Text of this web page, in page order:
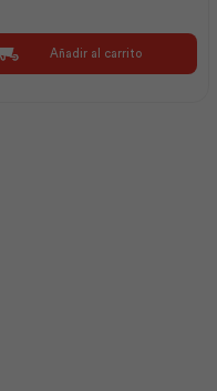
Añadir al carrito